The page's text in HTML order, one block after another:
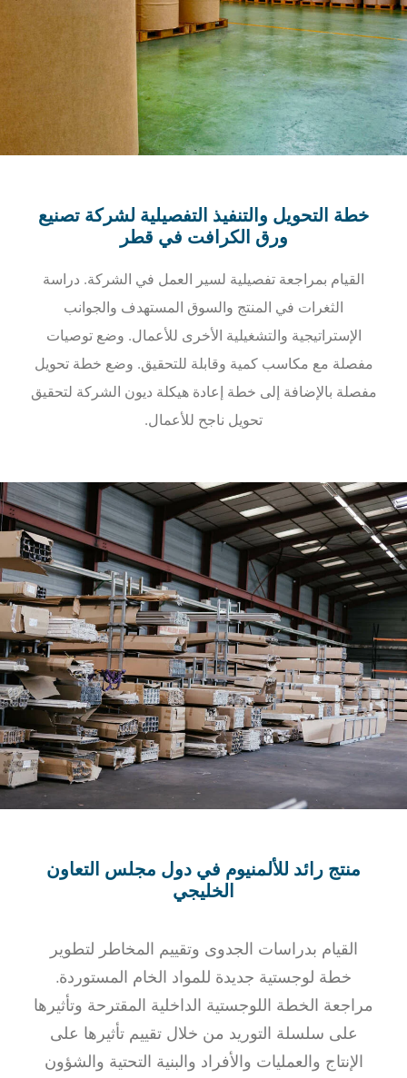
خطة التحويل والتنفيذ التفصيلية لشركة تصنيع
ورق الكرافت في قطر
القيام بمراجعة تفصيلية لسير العمل في الشركة. دراسة
الثغرات في المنتج والسوق المستهدف والجوانب
الإستراتيجية والتشغيلية الأخرى للأعمال. وضع توصيات
مفصلة مع مكاسب كمية وقابلة للتحقيق. وضع خطة تحويل
مفصلة بالإضافة إلى خطة إعادة هيكلة ديون الشركة لتحقيق
تحويل ناجح للأعمال.
منتج رائد للألمنيوم في دول مجلس التعاون
الخليجي
القيام بدراسات الجدوى وتقييم المخاطر لتطوير
خطة لوجستية جديدة للمواد الخام المستوردة.
مراجعة الخطة اللوجستية الداخلية المقترحة وتأثيرها
على سلسلة التوريد من خلال تقييم تأثيرها على
الإنتاج والعمليات والأفراد والبنية التحتية والشؤون